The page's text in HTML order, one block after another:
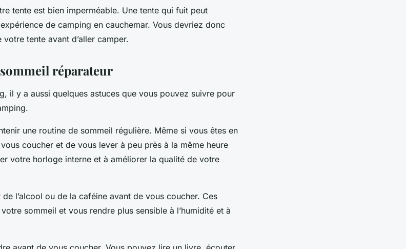
tente est bien imperméable. Une tente qui fuit peut
de camping en cauchemar. Vous devriez donc
tente avant d’aller camper.
réparateur
il y a aussi quelques astuces que vous pouvez suivre pour
une routine de sommeil régulière. Même si vous êtes en
coucher et de vous lever à peu près à la même heure
votre horloge interne et à améliorer la qualité de votre
l’alcool ou de la caféine avant de vous coucher. Ces
sommeil et vous rendre plus sensible à l’humidité et à